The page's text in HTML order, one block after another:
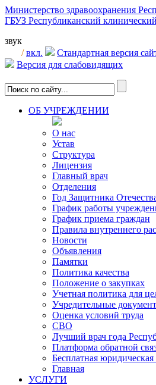
Министерство здравоохранения
ГБУЗ Республиканский
звук
/ вкл.
Стандартная версия
Версия для слабовидящих
ОБ УЧРЕЖДЕНИИ
О нас
Устав
Структура
Лицензия
Главный врач
Отделения
Год Защитника
График работы
График приема граждан
Правила внутреннего
Новости
Объявления
Памятки
Политика качества
Положение о закупках
Учетная политика для
Учредительные
Оценка условий труда
СВО
Лучший врач года
Платформа обратной
Бесплатная
Главная
УСЛУГИ